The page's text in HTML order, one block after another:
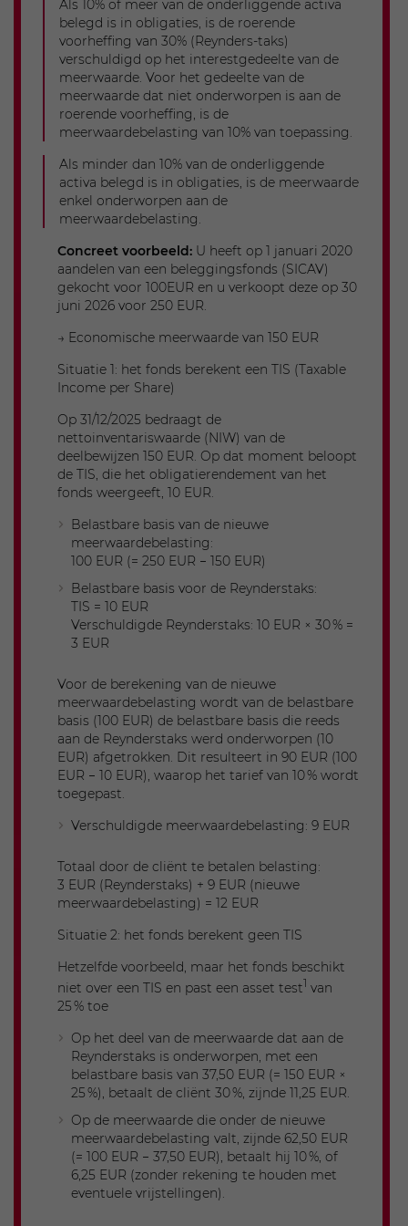
Opmerkingen
Geen meerwaarde, dus geen vrijstelling
gebruikt.
Overdracht naar 2028: de eerste €1.000
van de basisvrijstelling + de overgedragen
vrijstelling van €1.000 van 2026.
2028
17.500
Basisvrijstelling
2.000
Belastbare meerwaarde
5.500
Opmerkingen
Volledig gebruik: overgedragen
vrijstelling (€2.000) + basisvrijstelling
(€10.000).
Geen overdracht mogelijk voor het
Voorbeeld 3
2026
Netto meerwaarde
Basisvrijstelling
Overgedragen vrijstelling
0
Belastbare meerwaarde
0
Opmerkingen
Geen meerwaarde, dus geen vrijstelling
gebruikt.
De eerste €1.000 van de basisvrijstelling
wordt overgedragen naar 2027.
out’-regime , moet u deze keuzeuitdrukkelijk
bevestigen . Dit kan viaBelfius Direct Net,
Belfius Mobileof in hetkantoor.
In dat geval wordt geen onderscheidgemaakt
tussen de periode van1 januari 2026 tot en met
31 mei 2026(Belfius Bank) of
(Belfius Verzekeringen) enerzijds, en de
U moet uw meerwaarden danzelf aangevenin
uw belastingaangifte voor het
inkomstenjaar.
Als 10% of meer van de onderliggende activa
belegd is in obligaties, is de roerende
voorheffing van 30% (Reynders-taks)
verschuldigd op het interestgedeelte van de
meerwaarde. Voor het gedeelte van de
meerwaarde dat niet onderworpen is aan de
roerende voorheffing, is de
meerwaardebelasting van 10% van toepassing.
Als minder dan 10% van de onderliggende
activa belegd is in obligaties, is de meerwaarde
enkel onderworpen aan de
meerwaardebelasting.
Concreet voorbeeld: U heeft op 1 januari 2020
aandelen van een beleggingsfonds (SICAV)
gekocht voor 100EUR en u verkoopt deze op 30
juni 2026 voor 250 EUR.
→ Economische meerwaarde van 150 EUR
Situatie 1: het fonds berekent een TIS (Taxable
Income per Share)
Op 31/12/2025 bedraagt de
nettoinventariswaarde (NIW) van de
deelbewijzen 150 EUR. Op dat moment beloopt
de TIS, die het obligatierendement van het
fonds weergeeft, 10 EUR.
Belastbare basis van de nieuwe
meerwaardebelasting:
100 EUR (= 250 EUR − 150 EUR)
Belastbare basis voor de Reynderstaks:
TIS = 10 EUR
Verschuldigde Reynderstaks: 10 EUR × 30 % =
3 EUR
Voor de berekening van de nieuwe
meerwaardebelasting wordt van de belastbare
basis (100 EUR) de belastbare basis die reeds
aan de Reynderstaks werd onderworpen (10
EUR) afgetrokken. Dit resulteert in 90 EUR (100
EUR − 10 EUR), waarop het tarief van 10 % wordt
toegepast.
Verschuldigde meerwaardebelasting: 9 EUR
Totaal door de cliënt te betalen belasting:
3 EUR (Reynderstaks) + 9 EUR (nieuwe
meerwaardebelasting) = 12 EUR
Situatie 2: het fonds berekent geen TIS
Hetzelfde voorbeeld, maar het fonds beschikt
niet over een TIS en past een asset test1 van
25 % toe
Op het deel van de meerwaarde dat aan de
Reynderstaks is onderworpen, met een
belastbare basis van 37,50 EUR (= 150 EUR ×
25 %), betaalt de cliënt 30 %, zijnde 11,25 EUR.
Op de meerwaarde die onder de nieuwe
meerwaardebelasting valt, zijnde 62,50 EUR
(= 100 EUR − 37,50 EUR), betaalt hij 10 %, of
6,25 EUR (zonder rekening te houden met
eventuele vrijstellingen).